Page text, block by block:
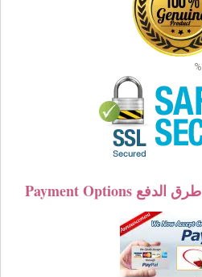
Payment Options طرق الدفع